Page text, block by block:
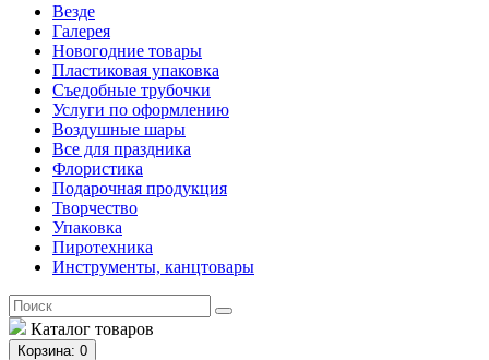
Везде
Галерея
Новогодние товары
Пластиковая упаковка
Съедобные трубочки
Услуги по оформлению
Воздушные шары
Все для праздника
Флористика
Подарочная продукция
Творчество
Упаковка
Пиротехника
Инструменты, канцтовары
Каталог товаров
Корзина: 0